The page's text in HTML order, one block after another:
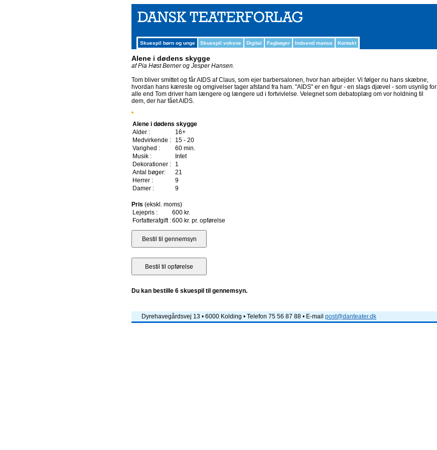
Skuespil børn og unge Skuespil voksne Digital Fagbøger Indsend manus Kontakt
Alene i dødens skygge
af Pia Høst Berner og Jesper Hansen.
Tom bliver smittet og får AIDS af Claus, som ejer barbersalonen, hvor han arbejder. Vi følger nu hans skæbne,
hvordan hans kæreste og omgivelser tager afstand fra ham. "AIDS" er en figur - en slags djævel - som usynlig for
alle end Tom driver ham længere og længere ud i fortvivlelse. Velegnet som debatoplæg om vor holdning til
dem, der har fået AIDS.
Alene i dødens skygge
Alder :
16+
Medvirkende :
15 - 20
Varighed :
60 min.
Musik :
Intet
Dekorationer :
1
Antal bøger:
21
Herrer :
9
Damer :
9
Pris (ekskl. moms)
Lejepris :
600 kr.
Forfatterafgift :600 kr. pr. opførelse
Du kan bestille 6 skuespil til gennemsyn.
Dyrehavegårdsvej 13 • 6000 Kolding • Telefon 75 56 87 88 • E-mail post@danteater.dk